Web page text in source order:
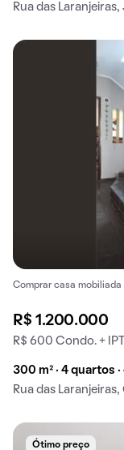
Rua das
Comprar casa
R$ 1.200.000
R$ 600 Condo. +
300 m² · 4 quartos
Rua das
Ótimo preço